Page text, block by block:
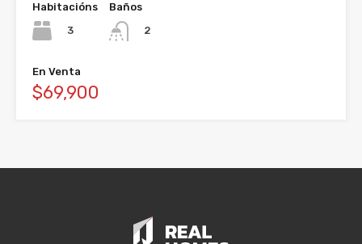
Habitacións
3
Baños
2
En Venta
$69,900